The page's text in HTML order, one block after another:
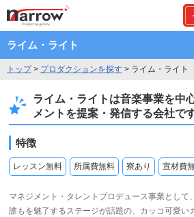
ライム・ライト
トップ> プロダクションを探す > ライム・ライト
ライム・ライトは音楽事業を中
メントを提案・発信する会社で
特徴
レッスン無料 所属費無料 寮あり 宣材費
マネジメント・タレントプロデュース事業として、
誰もを魅了するステージが話題の、カッコ可愛い